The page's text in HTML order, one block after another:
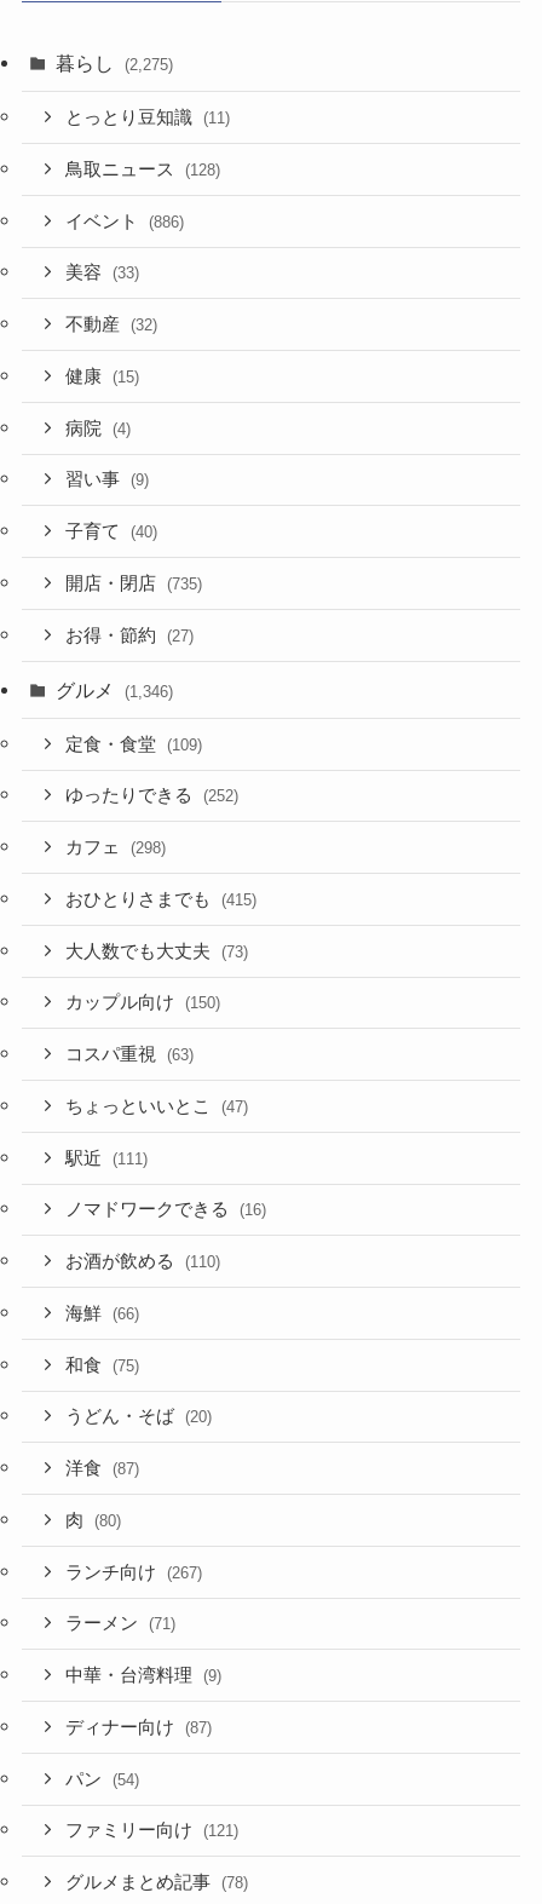
暮らし (2,275)
とっとり豆知識 (11)
鳥取ニュース (128)
イベント (886)
美容 (33)
不動産 (32)
健康 (15)
病院 (4)
習い事 (9)
子育て (40)
開店・閉店 (735)
お得・節約 (27)
グルメ (1,346)
定食・食堂 (109)
ゆったりできる (252)
カフェ (298)
おひとりさまでも (415)
大人数でも大丈夫 (73)
カップル向け (150)
コスパ重視 (63)
ちょっといいとこ (47)
駅近 (111)
ノマドワークできる (16)
お酒が飲める (110)
海鮮 (66)
和食 (75)
うどん・そば (20)
洋食 (87)
肉 (80)
ランチ向け (267)
ラーメン (71)
中華・台湾料理 (9)
ディナー向け (87)
パン (54)
ファミリー向け (121)
グルメまとめ記事 (78)